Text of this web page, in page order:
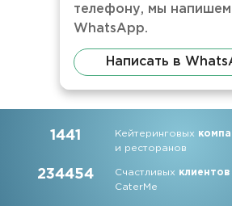
телефону, мы
WhatsApp.
Написать в
1441 Кейтеринговых
и ресторанов
234454 Счастливых клиентов
CaterMe